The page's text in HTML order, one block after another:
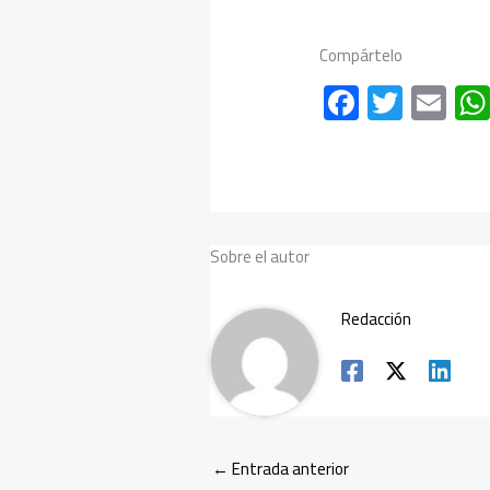
Compártelo
F
ac
T
wi
E
m
Sobre el autor
Redacción
← Entrada anterior